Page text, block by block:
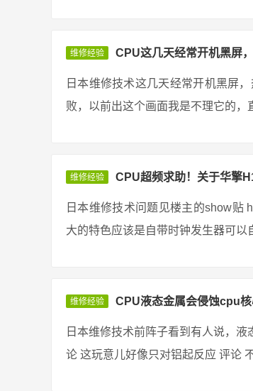
维修经验 CPU这几天经常开机黑屏
日本维修技术这几天经常开机黑屏
败，以前出这个画面我是不理它的
维修经验 CPU超频求助！关于华擎
日本维修技术问题见楼主的show贴
大的特色应该是自带时钟发生器可
维修经验 CPU液态金属会侵蚀cpu核
日本维修技术前阵子看到有人说，
论 这玩意儿好像只对铝起反应 评论